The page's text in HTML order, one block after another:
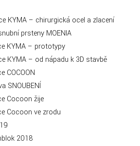
KYMA – chirurgická ocel a zlacení
prsteny MOENIA
KYMA – prototypy
KYMA – od nápadu k 3D stavbě
COCOON
SNOUBENÍ
Cocoon žije
Cocoon ve zrodu
2018